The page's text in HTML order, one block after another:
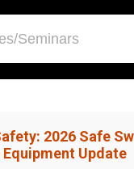
2026 Safe
Equipment Update